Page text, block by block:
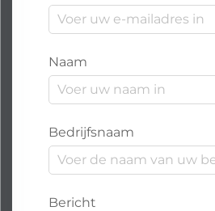
Naam
Bedrijfsnaam
Bericht